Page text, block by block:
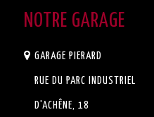
NOTRE GARAGE
GARAGE PIERARD
RUE DU PARC INDUSTRIEL
D'ACHÊNE, 18